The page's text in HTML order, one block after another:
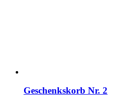
Geschenkskorb Nr. 2